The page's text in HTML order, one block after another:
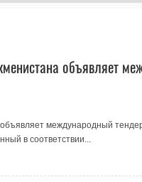
объявляет
международный
в соответствии...